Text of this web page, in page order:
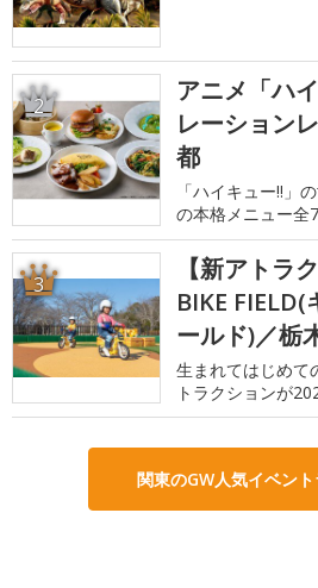
2
アニメ「ハ
レーション
都
「ハイキュー!!」
の本格メニュー全
3
【新アトラ
BIKE
ールド)／栃
生まれてはじめて
トラクションが
関東のGW人気イベン